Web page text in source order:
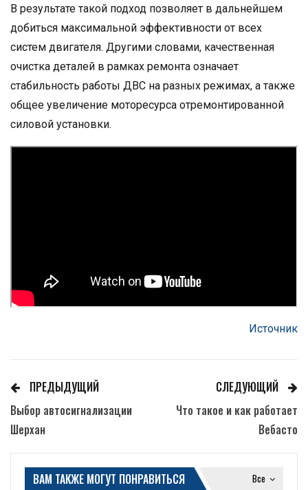
В результате такой подход позволяет в дальнейшем
добиться максимальной эффективности от всех
систем двигателя. Другими словами, качественная
очистка деталей в рамках ремонта означает
стабильность работы ДВС на разных режимах, а также
общее увеличение моторесурса отремонтированной
силовой установки.
Источник
ПРЕДЫДУЩИЙ
Выбор автосигнализации
Шерхан
СЛЕДУЮЩИЙ
Что такое и как работает
Вебасто
Все
ВАМ ТАКЖЕ МОГУТ ПОНРАВИТЬСЯ